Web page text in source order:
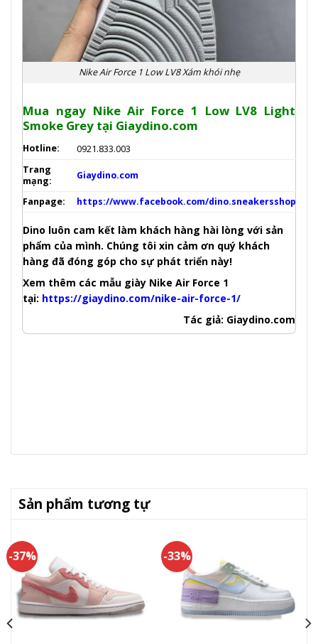
Nike Air Force 1 Low LV8 Xám khói nhẹ
Mua ngay Nike Air Force 1 Low LV8 Light
Smoke Grey tại Giaydino.com
Hotline:
0921.833.003
Trang
mạng:
Giaydino.com
Fanpage: https://www.facebook.com/dino.sneakersshop
Dino luôn cam kết làm khách hàng hài lòng với sản
phẩm của mình. Chúng tôi xin cảm ơn quý khách
hàng đã đóng góp cho sự phát triển này!
Xem thêm các mẫu giày Nike Air Force 1
tại: https://giaydino.com/nike-air-force-1/
Tác giả: Giaydino.com
Sản phẩm tương tự
-37% -33%